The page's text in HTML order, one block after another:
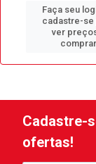
Faça seu
cadastre-se
ver
comprar
Cadastre-
ofertas!